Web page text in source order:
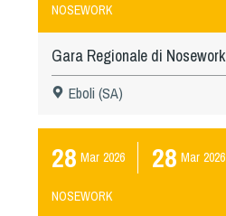
NOSEWORK
Gara Regionale di Nosework
Eboli (SA)
28 Mar 2026 28 Mar 2026
NOSEWORK